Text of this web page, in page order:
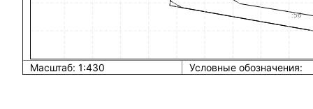
Масштаб: 1:430 Условные обозначения: